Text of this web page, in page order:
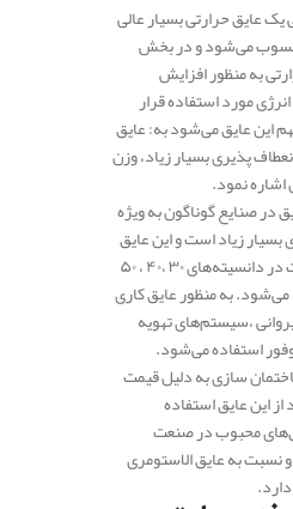
عایق حرارتی بسیار عالی
می‌شود و در بخش
به منظور افزایش
مورد استفاده قرار
این عایق می‌شود به: عایق
پذیری بسیار زیاد، وزن
نمود.
در صنایع گوناگون به ویژه
زیاد است و این عایق
می‌شود. به منظور عایق کاری
،سیستم‌های تهویه
استفاده می‌شود.
سازی به دلیل قیمت
این عایق استفاده
محبوب در صنعت
به عایق الاستومری